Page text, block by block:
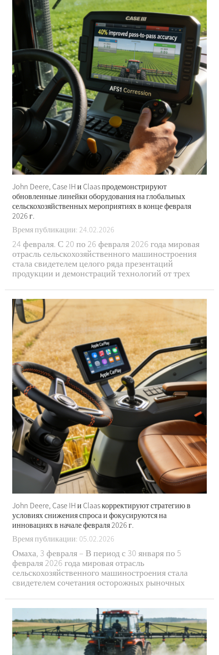
John Deere, Case IH и Claas продемонстрируют
обновленные линейки оборудования на глобальных
сельскохозяйственных мероприятиях в конце февраля
2026 г.
Время публикации: 24.02.2026
24 февраля. С 20 по 26 февраля 2026 года мировая
отрасль сельскохозяйственного машиностроения
стала свидетелем целого ряда презентаций
продукции и демонстраций технологий от трех
Industrial (Case IH) и Claas. Воспользовавшись
крупными сельскохозяйственными выставками и
ре...
John Deere, Case IH и Claas корректируют стратегию в
условиях снижения спроса и фокусируются на
инновациях в начале февраля 2026 г.
Время публикации: 05.02.2026
Омаха, 3 февраля – В период с 30 января по 5
февраля 2026 года мировая отрасль
сельскохозяйственного машиностроения стала
свидетелем сочетания осторожных рыночных
прорывов. Столкнувшись со снижением спроса,
вызванным снижением цен на
сельскохозяйственные культуры и низкой
рентабельностью фермерских хозяйств, три
ведущих гиганта – Джон...